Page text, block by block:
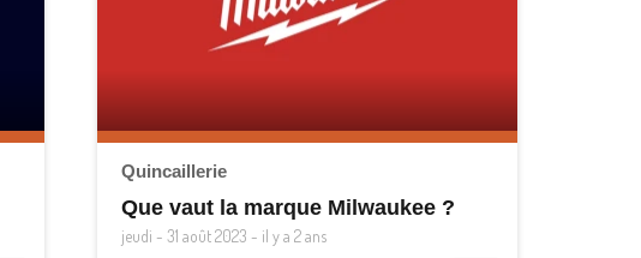
Quincaillerie
Que vaut la marque Milwaukee ?
jeudi - 31 août 2023 - il y a 2 ans